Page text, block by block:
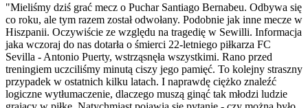
"Mieliśmy dziś grać mecz o Puchar Santiago Bernabeu. Odbywa się
co roku, ale tym razem został odwołany. Podobnie jak inne mecze w
Hiszpanii. Oczywiście ze względu na tragedię w Sewilli. Informacja
jaka wczoraj do nas dotarła o śmierci 22-letniego piłkarza FC
Sevilla - Antonio Puerty, wstrząsnęła wszystkimi. Rano przed
treningiem uczciliśmy minutą ciszy jego pamięć. To kolejny straszny
przypadek w ostatnich kilku latach. I naprawdę ciężko znaleźć
logiczne wytłumaczenie, dlaczego muszą ginąć tak młodzi ludzie